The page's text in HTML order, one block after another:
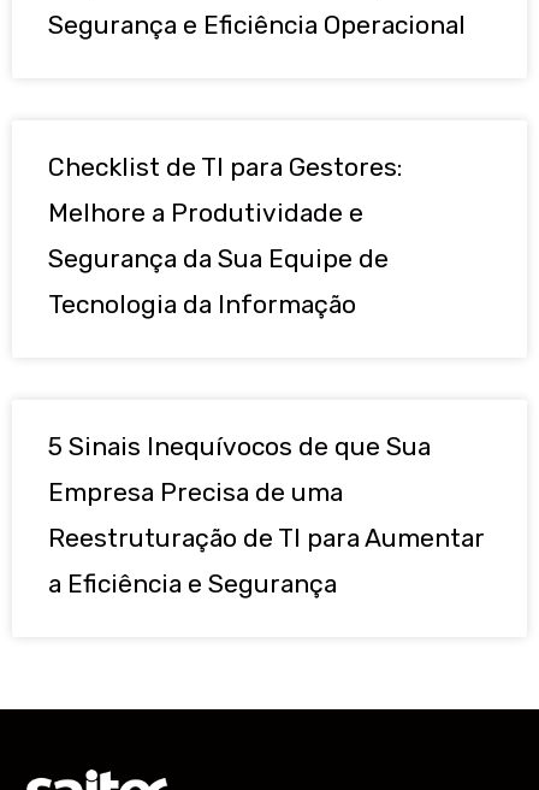
Segurança e Eficiência Operacional
Checklist de TI para Gestores:
Melhore a Produtividade e
Segurança da Sua Equipe de
Tecnologia da Informação
5 Sinais Inequívocos de que Sua
Empresa Precisa de uma
Reestruturação de TI para Aumentar
a Eficiência e Segurança